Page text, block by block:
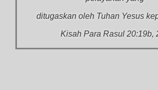
ditugaskan oleh Tuhan Yesus
Kisah Para Rasul 20:19b,